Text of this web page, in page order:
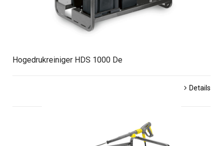
Hogedrukreiniger HDS 1000 De
Details